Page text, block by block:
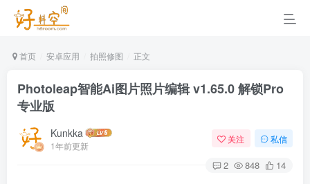
首页 安卓应用 拍照修图 正文
Photoleap智能Ai图片照片编辑 v1.65.0 解锁Pro
专业版
Kunkka
1年前更新
关注 私信
2 848 14